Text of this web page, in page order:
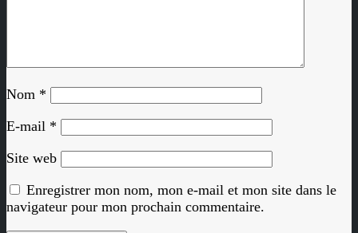
Nom *
E-mail *
Site web
Enregistrer mon nom, mon e-mail et mon site dans le
navigateur pour mon prochain commentaire.